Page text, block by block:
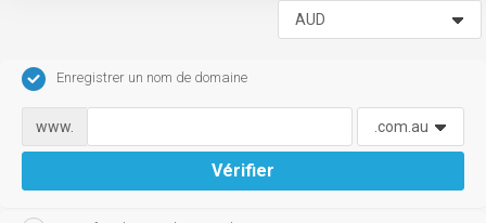
Enregistrer un nom de domaine
www.
Vérifier